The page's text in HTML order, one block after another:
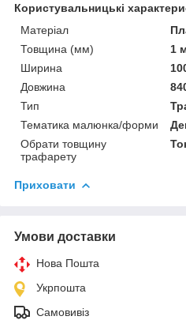
Користувальницькі
Матеріал
Товщина (мм)
1
Ширина
Довжина
Тип
Тематика малюнка/форми
Обрати товщину
трафарету
Приховати
Умови доставки
Нова Пошта
Укрпошта
Самовивіз